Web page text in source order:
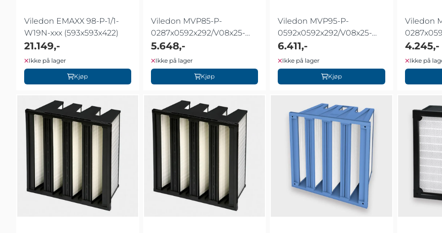
Viledon EMAXX 98-P-1/1-
W19N-xxx (593x593x422)
21.149,-
Ikke på lager
Kjøp
Viledon MVP85-P-
0287x0592x292/V08x25-
Z00N
5.648,-
Ikke på lager
Kjøp
Viledon MVP95-P-
0592x0592x292/V08x25-
Z00N
6.411,-
Ikke på lager
Kjøp
Viledon
Z00N
4.245,-
Ikke på